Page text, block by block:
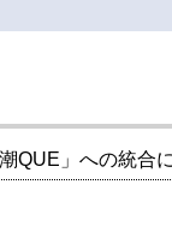
QUE」への統合